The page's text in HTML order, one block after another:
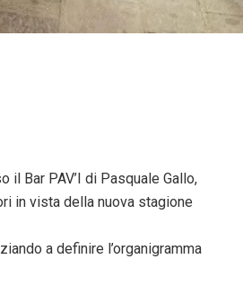
il Bar PAV’I di Pasquale Gallo,
in vista della nuova stagione
a definire l’organigramma